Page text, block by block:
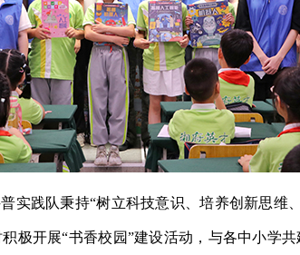
实践队秉持“树立科技意识、培养创新思维
极开展“书香校园”建设活动，与各中小学